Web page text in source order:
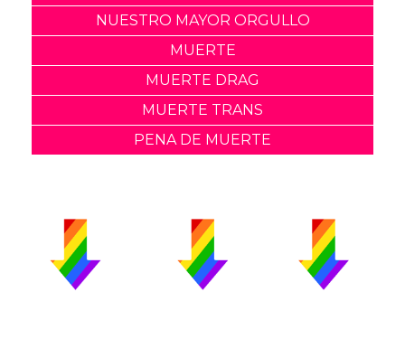
NUESTRO MAYOR ORGULLO
MUERTE
MUERTE DRAG
MUERTE TRANS
PENA DE MUERTE